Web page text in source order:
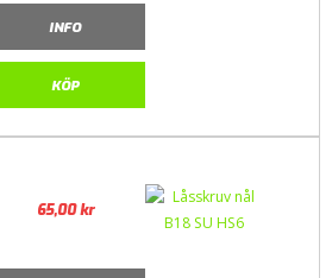
INFO
KÖP
65,00kr